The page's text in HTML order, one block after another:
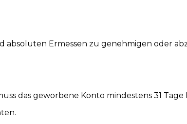
Ermessen zu genehmigen oder
das geworbene Konto mindestens 31